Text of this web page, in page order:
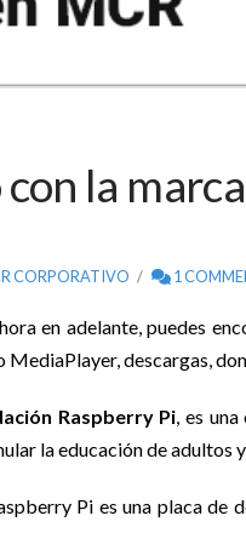
la
CORPORATIVO 1
en adelante, puedes
MediaPlayer, descargas,
Raspberry Pi, es
la educación de adultos
Pi es una placa de